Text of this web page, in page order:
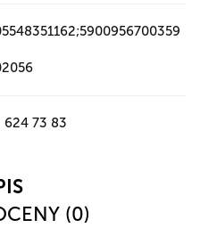
73 83
(0)